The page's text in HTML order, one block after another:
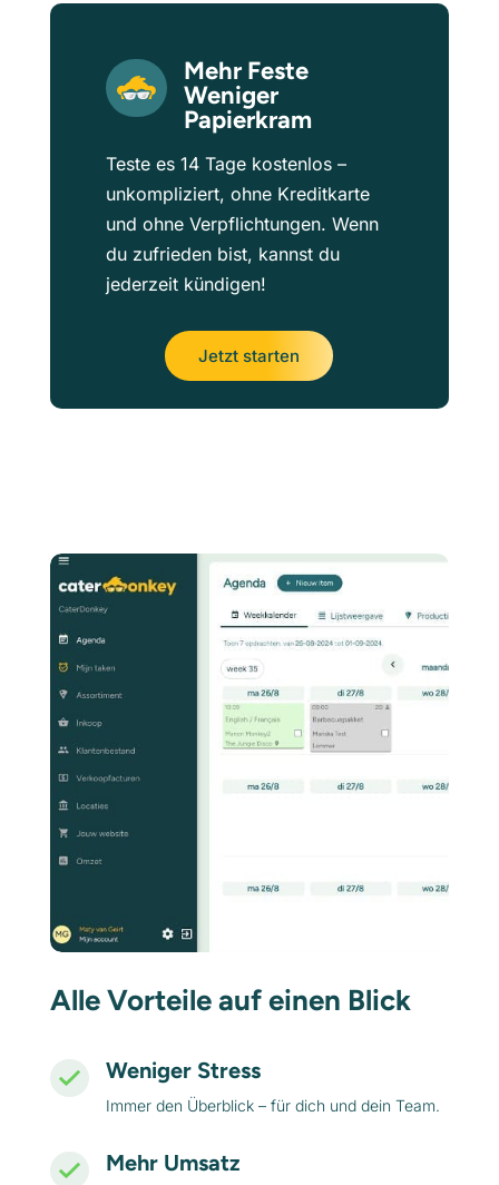
Mehr Feste
Weniger
Papierkram
Teste es 14 Tage kostenlos –
unkompliziert, ohne Kreditkarte
und ohne Verpflichtungen. Wenn
du zufrieden bist, kannst du
jederzeit kündigen!
Jetzt starten
Alle Vorteile auf einen Blick
Weniger Stress
Immer den Überblick – für dich und dein Team.
Mehr Umsatz